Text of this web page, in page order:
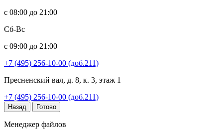
с 08:00 до 21:00
Сб-Вс
с 09:00 до 21:00
+7 (495) 256-10-00 (доб.211)
Пресненский вал, д. 8, к. 3, этаж 1
+7 (495) 256-10-00 (доб.211)
Назад Готово
Менеджер файлов